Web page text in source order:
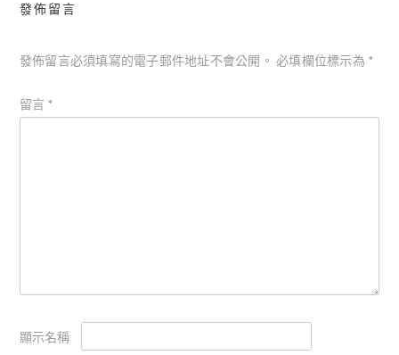
發佈留言
發佈留言必須填寫的電子郵件地址不會公開。 必填欄位標示為 *
留言 *
顯示名稱